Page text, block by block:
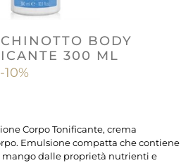
BODY
300 ML
-10%
Corpo Tonificante, crema
Emulsione compatta che contiene
mango dalle proprietà nutrienti e